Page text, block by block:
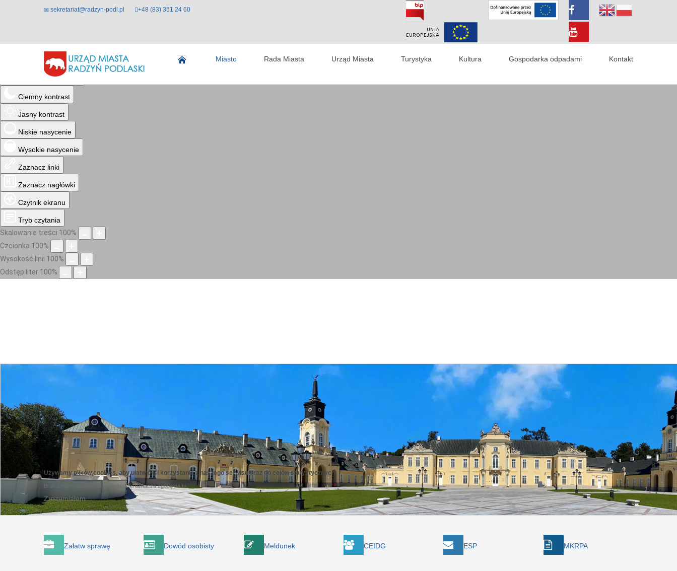
Odwróć kolory
Monochromatyczny
Ciemny kontrast
Jasny kontrast
Niskie nasycenie
Wysokie nasycenie
Zaznacz linki
Zaznacz nagłówki
Czytnik ekranu
Tryb czytania
Skalowanie treści 100%
Czcionka 100%
Wysokość linii 100%
Odstęp liter 100%
Używamy plików cookies, aby ułatwić Ci korzystanie z naszego serwisu oraz do celów statystycznych.
Brak zmiany ustawienia przeglądarki oznacza zgodę na to.
Zrozumiałem
sekretariat@radzyn-podl.pl +48 (83) 351 24 60
Miasto Rada Miasta Urząd Miasta Turystyka Kultura Gospodarka odpadami Kontakt
Załatw sprawę Dowód osobisty Meldunek CEIDG ESP MKRPA